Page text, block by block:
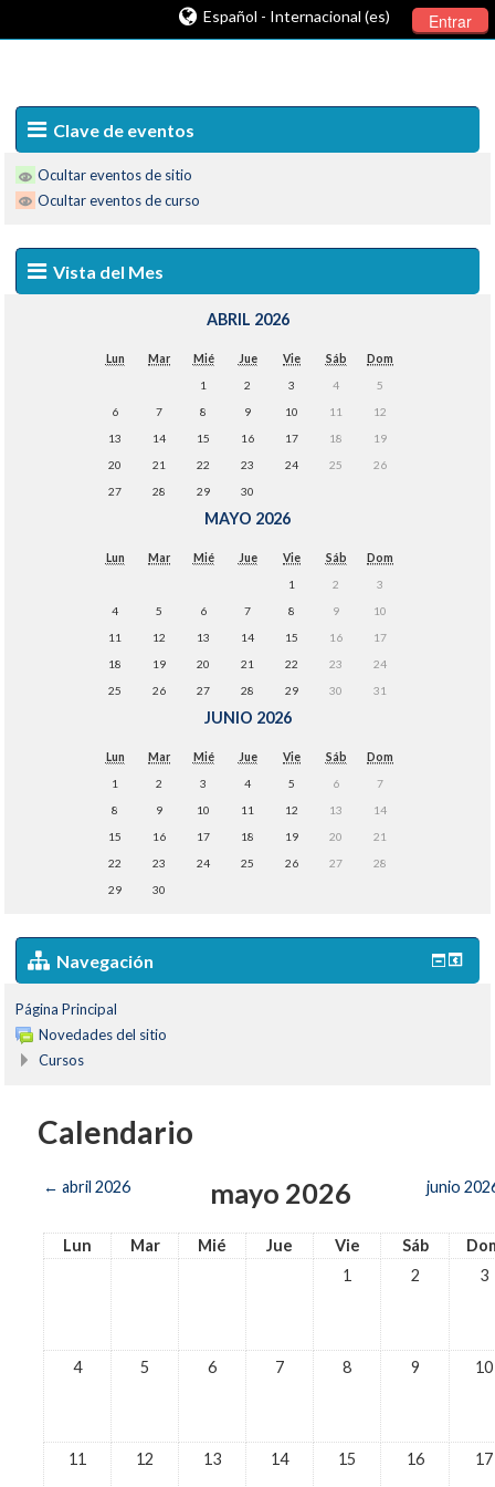
Entrar
Español - Internacional (es)
Clave de eventos
Ocultar eventos de sitio
Ocultar eventos de curso
Vista del Mes
ABRIL 2026
Lun Mar Mié Jue Vie Sáb
Dom
1
2 3 4
5
6
7 8 9 10 11
12
13
14 15 16 17 18
19
20
21 22 23 24 25
26
27
28 29 30
MAYO 2026
Lun Mar Mié Jue Vie Sáb
Dom
1
2
3
4
5 6 7 8 9
10
11
12 13 14 15 16
17
18
19 20 21 22 23
24
25
26 27 28 29 30 31
JUNIO 2026
Lun Mar Mié Jue Vie Sáb
Dom
1
2 3 4 5 6
7
8
9 10 11 12 13
14
15
16 17 18 19 20
21
22
23 24 25 26 27
28
29
30
Navegación
Página Principal
Novedades del sitio
Cursos
Calendario
← abril 2026 mayo 2026 junio
Lun Mar Mié Jue Vie Sáb
1
2 3
4 5 6 7 8 9 10
11 12 13 14 15 16 17